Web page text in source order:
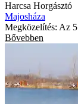
Harcsa Horgásztó
Majosháza
Megközelítés: Az
Bővebben